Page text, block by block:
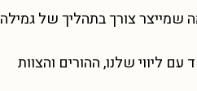
שמייצר צורך בתהליך של גמילה
ליווי שלנו, ההורים והצוות